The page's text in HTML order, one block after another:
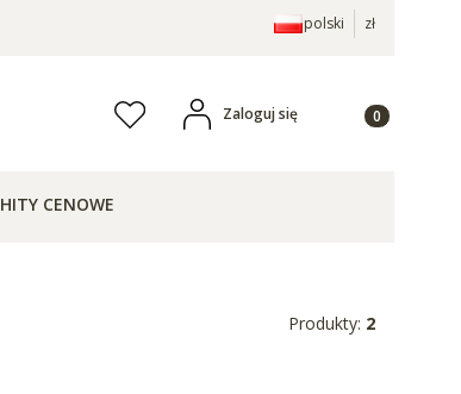
polski zł
Ulubione Zaloguj się Produkty w
HITY CENOWE
Produkty: 2